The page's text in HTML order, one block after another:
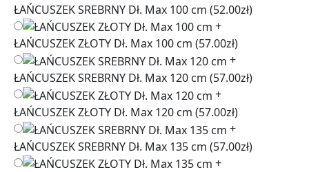
ŁAŃCUSZEK SREBRNY Dł. Max 100 cm (52.00zł)
+
ŁAŃCUSZEK ZŁOTY Dł. Max 100 cm (57.00zł)
+
ŁAŃCUSZEK SREBRNY Dł. Max 120 cm (57.00zł)
+
ŁAŃCUSZEK ZŁOTY Dł. Max 120 cm (57.00zł)
+
ŁAŃCUSZEK SREBRNY Dł. Max 135 cm (57.00zł)
+